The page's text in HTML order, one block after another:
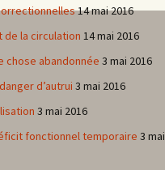
14 mai 2016
de la circulation 14 mai 2016
chose abandonnée 3 mai 2016
d’autrui 3 mai 2016
3 mai 2016
fonctionnel temporaire 3 mai